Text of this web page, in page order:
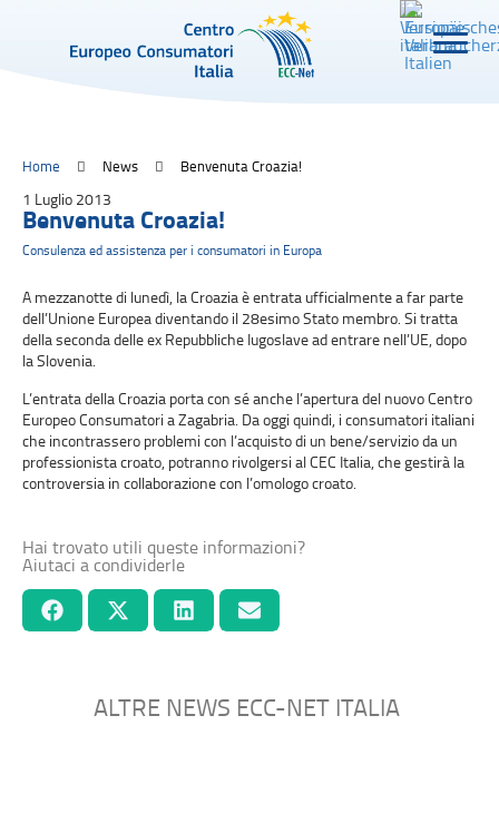
Home News Benvenuta Croazia!
1 Luglio 2013
Benvenuta Croazia!
Consulenza ed assistenza per i consumatori in Europa
A mezzanotte di lunedì, la Croazia è entrata ufficialmente a far parte
dell’Unione Europea diventando il 28esimo Stato membro. Si tratta
della seconda delle ex Repubbliche Iugoslave ad entrare nell’UE, dopo
la Slovenia.
L’entrata della Croazia porta con sé anche l’apertura del nuovo Centro
Europeo Consumatori a Zagabria. Da oggi quindi, i consumatori italiani
che incontrassero problemi con l’acquisto di un bene/servizio da un
professionista croato, potranno rivolgersi al CEC Italia, che gestirà la
controversia in collaborazione con l’omologo croato.
Hai trovato utili queste informazioni?
Aiutaci a condividerle
ALTRE NEWS ECC-NET ITALIA